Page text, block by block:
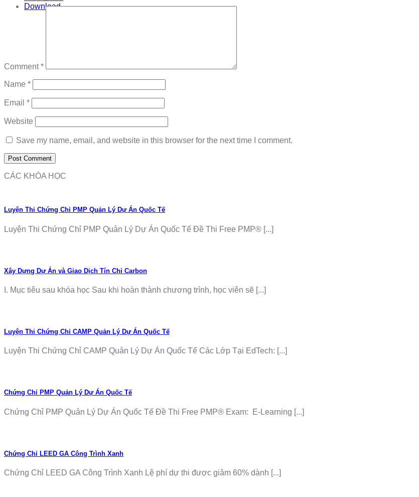
Download
Comment*
Name *
Email *
Website
Save my name, email, and website in this browser for the next time I comment.
CÁC KHÓA HỌC
Luyện Thi Chứng Chỉ PMP Quản Lý Dự Án Quốc Tế
Luyện Thi Chứng Chỉ PMP Quản Lý Dự Án Quốc Tế Đề Thi Free PMP® [...]
Xây Dựng Dự Án và Giao Dịch Tín Chỉ Carbon
I. Mục tiêu sau khóa học Sau khi hoàn thành chương trình, học viên sẽ [...]
Luyện Thi Chứng Chỉ CAMP Quản Lý Dự Án Quốc Tế
Luyện Thi Chứng Chỉ CAMP Quản Lý Dự Án Quốc Tế Các Lớp Tại EdTech: [...]
Chứng Chỉ PMP Quản Lý Dự Án Quốc Tế
Chứng Chỉ PMP Quản Lý Dự Án Quốc Tế Đề Thi Free PMP® Exam: E-Learning [...]
Chứng Chỉ LEED GA Công Trình Xanh
Chứng Chỉ LEED GA Công Trình Xanh Lệ phí dự thi được giảm 60% dành [...]